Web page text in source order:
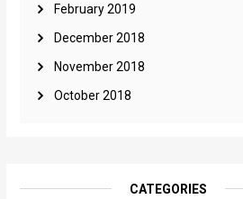
February 2019
December 2018
November 2018
October 2018
CATEGORIES